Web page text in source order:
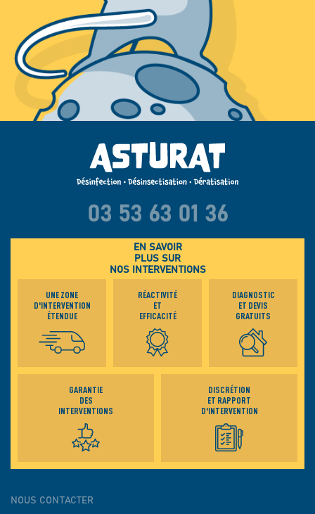
03 53 63 01 36
EN SAVOIR
PLUS SUR
NOS INTERVENTIONS
UNE ZONE
D'INTERVENTION
ÉTENDUE
RÉACTIVITÉ
ET
EFFICACITÉ
DIAGNOSTIC
ET DEVIS
GRATUITS
GARANTIE
DES
INTERVENTIONS
DISCRÉTION
ET RAPPORT
D'INTERVENTION
NOUS CONTACTER